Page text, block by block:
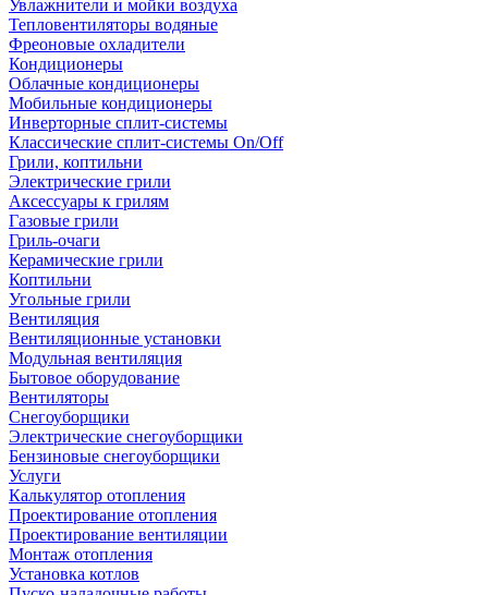
Увлажнители и мойки воздуха
Тепловентиляторы водяные
Фреоновые охладители
Кондиционеры
Облачные кондиционеры
Мобильные кондиционеры
Инверторные сплит-системы
Классические сплит-системы On/Off
Грили, коптильни
Электрические грили
Аксессуары к грилям
Газовые грили
Гриль-очаги
Керамические грили
Коптильни
Угольные грили
Вентиляция
Вентиляционные установки
Модульная вентиляция
Бытовое оборудование
Вентиляторы
Снегоуборщики
Электрические снегоуборщики
Бензиновые снегоуборщики
Услуги
Калькулятор отопления
Проектирование отопления
Проектирование вентиляции
Монтаж отопления
Установка котлов